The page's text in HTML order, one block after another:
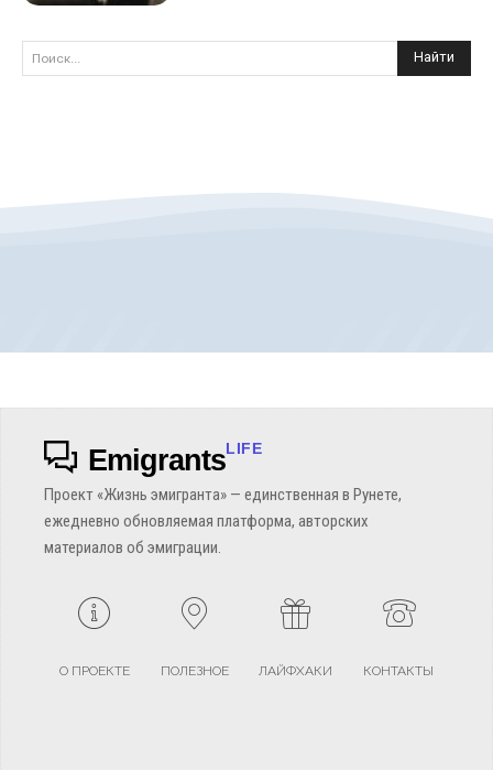
Поиск... Найти
EmigrantsLIFE
Проект «Жизнь эмигранта» — единственная в Рунете,
ежедневно обновляемая платформа, авторских
материалов об эмиграции.
О ПРОЕКТЕ ПОЛЕЗНОЕ ЛАЙФХАКИ КОНТАКТЫ